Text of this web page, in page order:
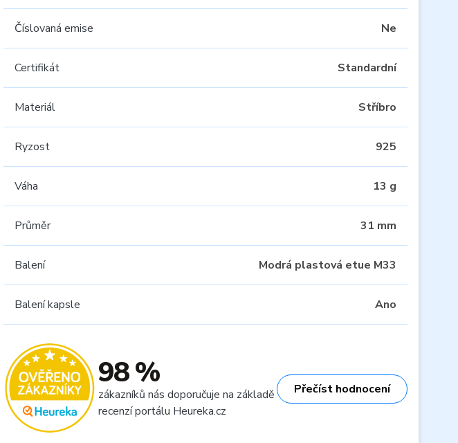
Číslovaná emise Ne
Certifikát Standardní
Materiál Stříbro
Ryzost 925
Váha 13 g
Průměr 31 mm
Balení Modrá plastová etue M33
Balení kapsle Ano
98 %
zákazníků nás doporučuje na základě
recenzí portálu Heureka.cz
Přečíst hodnocení